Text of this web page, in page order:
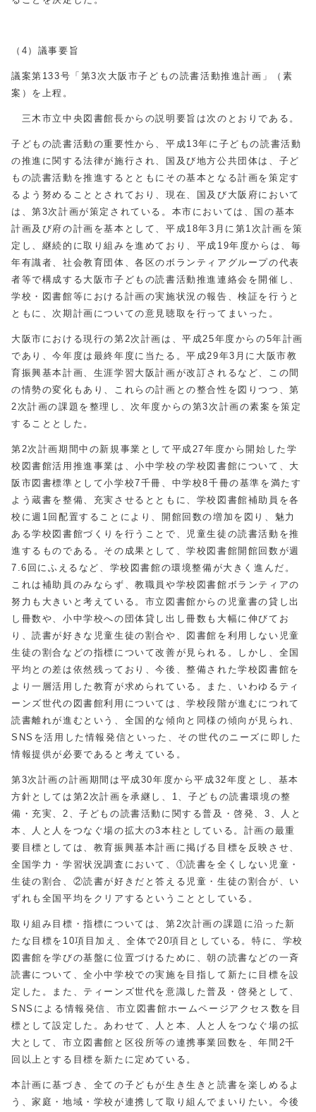
（4）議事要旨
議案第133号「第3次大阪市子どもの読書活動推進計画」（素
案）を上程。
三木市立中央図書館長からの説明要旨は次のとおりである。
子どもの読書活動の重要性から、平成13年に子どもの読書活動
の推進に関する法律が施行され、国及び地方公共団体は、子ど
もの読書活動を推進するとともにその基本となる計画を策定す
るよう努めることとされており、現在、国及び大阪府において
は、第3次計画が策定されている。本市においては、国の基本
計画及び府の計画を基本として、平成18年3月に第1次計画を策
定し、継続的に取り組みを進めており、平成19年度からは、毎
年有識者、社会教育団体、各区のボランティアグループの代表
者等で構成する大阪市子どもの読書活動推進連絡会を開催し、
学校・図書館等における計画の実施状況の報告、検証を行うと
ともに、次期計画についての意見聴取を行ってまいった。
大阪市における現行の第2次計画は、平成25年度からの5年計画
であり、今年度は最終年度に当たる。平成29年3月に大阪市教
育振興基本計画、生涯学習大阪計画が改訂されるなど、この間
の情勢の変化もあり、これらの計画との整合性を図りつつ、第
2次計画の課題を整理し、次年度からの第3次計画の素案を策定
することとした。
第2次計画期間中の新規事業として平成27年度から開始した学
校図書館活用推進事業は、小中学校の学校図書館について、大
阪市図書標準として小学校7千冊、中学校8千冊の基準を満たす
よう蔵書を整備、充実させるとともに、学校図書館補助員を各
校に週1回配置することにより、開館回数の増加を図り、魅力
ある学校図書館づくりを行うことで、児童生徒の読書活動を推
進するものである。その成果として、学校図書館開館回数が週
7.6回にふえるなど、学校図書館の環境整備が大きく進んだ。
これは補助員のみならず、教職員や学校図書館ボランティアの
努力も大きいと考えている。市立図書館からの児童書の貸し出
し冊数や、小中学校への団体貸し出し冊数も大幅に伸びてお
り、読書が好きな児童生徒の割合や、図書館を利用しない児童
生徒の割合などの指標について改善が見られる。しかし、全国
平均との差は依然残っており、今後、整備された学校図書館を
より一層活用した教育が求められている。また、いわゆるティ
ーンズ世代の図書館利用については、学校段階が進むにつれて
読書離れが進むという、全国的な傾向と同様の傾向が見られ、
SNSを活用した情報発信といった、その世代のニーズに即した
情報提供が必要であると考えている。
第3次計画の計画期間は平成30年度から平成32年度とし、基本
方針としては第2次計画を承継し、1、子どもの読書環境の整
備・充実、2、子どもの読書活動に関する普及・啓発、3、人と
本、人と人をつなぐ場の拡大の3本柱としている。計画の最重
要目標としては、教育振興基本計画に掲げる目標を反映させ、
全国学力・学習状況調査において、①読書を全くしない児童・
生徒の割合、②読書が好きだと答える児童・生徒の割合が、い
ずれも全国平均をクリアするということとしている。
取り組み目標・指標については、第2次計画の課題に沿った新
たな目標を10項目加え、全体で20項目としている。特に、学校
図書館を学びの基盤に位置づけるために、朝の読書などの一斉
読書について、全小中学校での実施を目指して新たに目標を設
定した。また、ティーンズ世代を意識した普及・啓発として、
SNSによる情報発信、市立図書館ホームページアクセス数を目
標として設定した。あわせて、人と本、人と人をつなぐ場の拡
大として、市立図書館と区役所等の連携事業回数を、年間2千
回以上とする目標を新たに定めている。
本計画に基づき、全ての子どもが生き生きと読書を楽しめるよ
う、家庭・地域・学校が連携して取り組んでまいりたい。今後